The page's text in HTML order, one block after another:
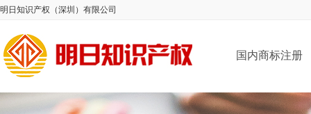
明日知识产权（深圳）有限公司
国内商标注册